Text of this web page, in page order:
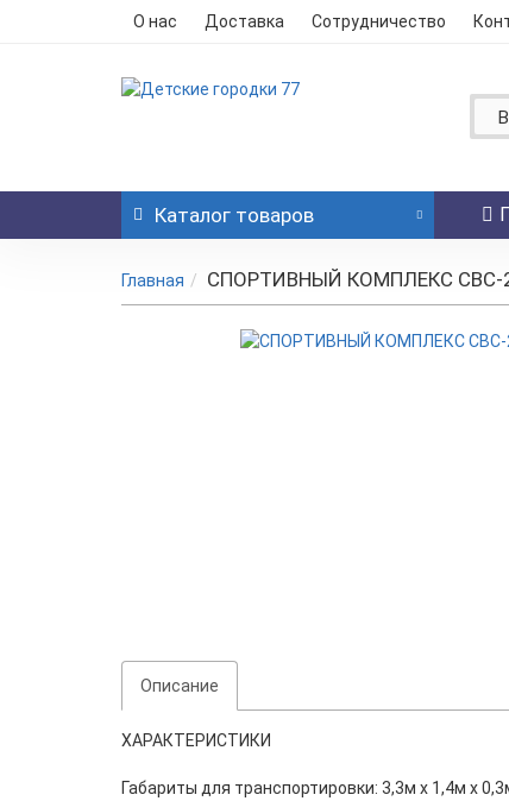
О нас Доставка Сотрудничество
Каталог товаров
Главная СПОРТИВНЫЙ КОМПЛЕКС СВС-
Описание
ХАРАКТЕРИСТИКИ
Габариты для транспортировки: 3,3м х 1,4м х